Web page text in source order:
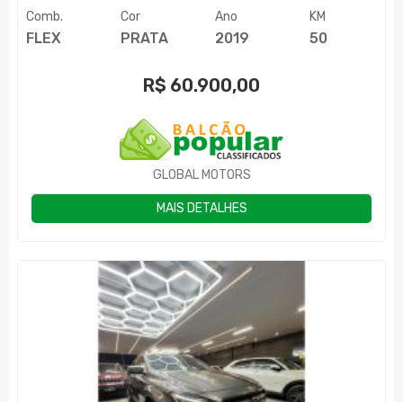
Comb.
FLEX
Cor
PRATA
Ano
2019
KM
50
R$ 60.900,00
GLOBAL MOTORS
MAIS DETALHES